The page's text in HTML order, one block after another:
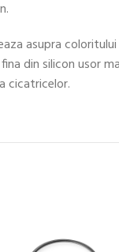
asupra
din silicon usor
cicatricelor.